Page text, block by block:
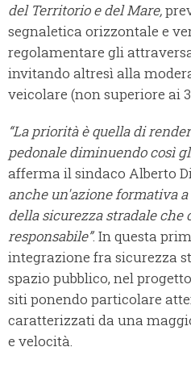
del Territorio e del Mare,
segnaletica orizzontale e
regolamentare gli
invitando altresì alla
veicolare (non superiore ai
“La priorità è quella di
pedonale diminuendo così
afferma il sindaco Alberto
anche un'azione formativa
della sicurezza stradale che
responsabile”. In questa
integrazione fra sicurezza
spazio pubblico, nel
siti ponendo particolare
caratterizzati da una
e velocità.